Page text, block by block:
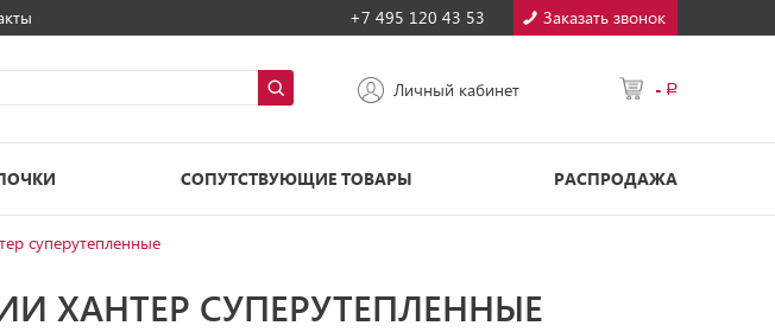
+7 495 120 43 53 Заказать звонок
Личный кабинет -
СОПУТСТВУЮЩИЕ ТОВАРЫ РАСПРОДАЖА
суперутепленные
ХАНТЕР СУПЕРУТЕПЛЕННЫЕ